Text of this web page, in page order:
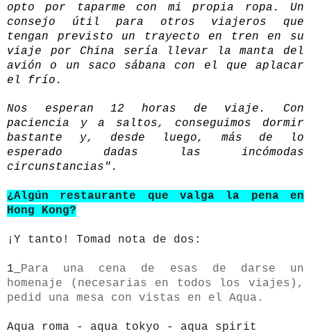
opto por taparme con mi propia ropa. Un
consejo útil para otros viajeros que
tengan previsto un trayecto en tren en su
viaje por China sería llevar la manta del
avión o un saco sábana con el que aplacar
el frío.
Nos esperan 12 horas de viaje. Con
paciencia y a saltos, conseguimos dormir
bastante y, desde luego, más de lo
esperado dadas las incómodas
circunstancias".
¿Algún restaurante que valga la pena en
Hong Kong?
¡Y tanto! Tomad nota de dos:
1_ Para una cena de esas de darse un
homenaje (necesarias en todos los viajes),
pedid una mesa con vistas en el Aqua.
Aqua roma - aqua tokyo - aqua spirit